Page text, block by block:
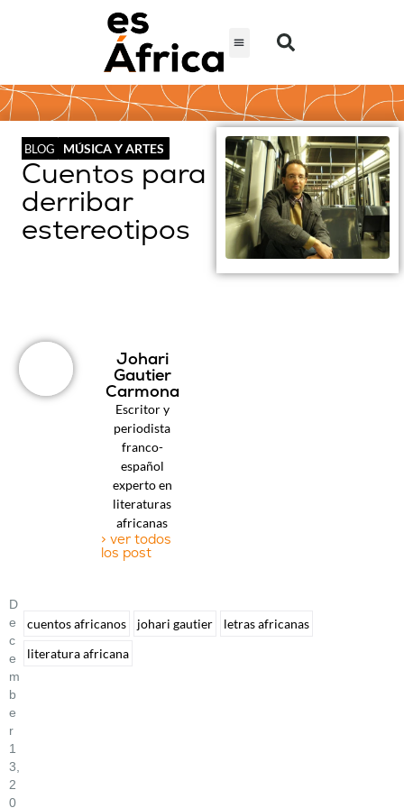
BLOG MÚSICA Y ARTES
Cuentos para
derribar
estereotipos
Johari
Gautier
Carmona
Escritor y
periodista
franco-
español
experto en
literaturas
africanas
> ver todos
los post
D
E
C
E
M
B
E
R
1
3,
2
0
cuentos africanos johari gautier
letras africanas
literatura africana